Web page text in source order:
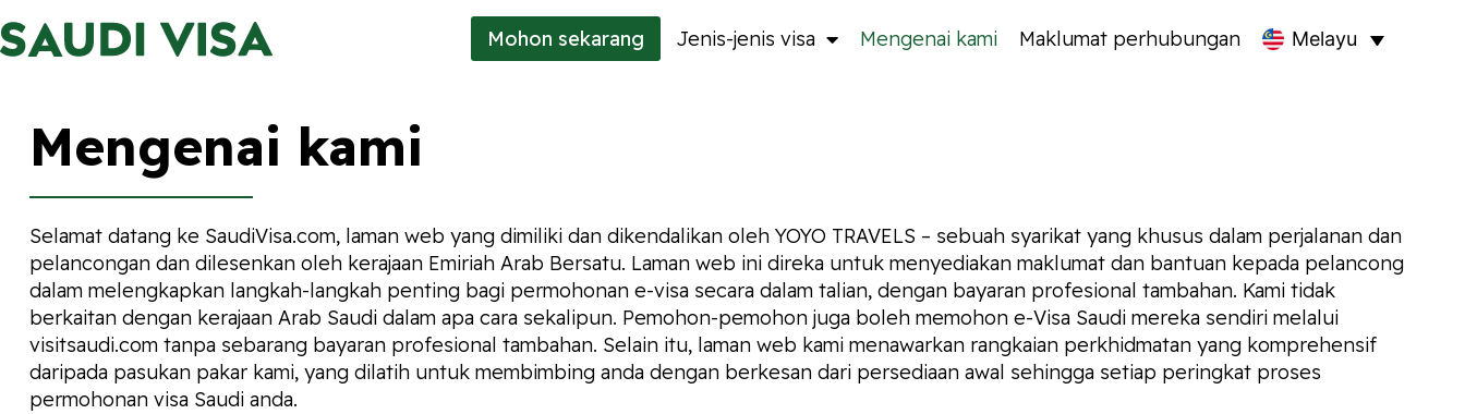
Mohon sekarang Jenis-jenis visa Mengenai kami Maklumat perhubungan Melayu
Mengenai kami
Selamat datang ke SaudiVisa.com, laman web yang dimiliki dan dikendalikan oleh YOYO TRAVELS – sebuah syarikat yang khusus dalam perjalanan dan
pelancongan dan dilesenkan oleh kerajaan Emiriah Arab Bersatu. Laman web ini direka untuk menyediakan maklumat dan bantuan kepada pelancong
dalam melengkapkan langkah-langkah penting bagi permohonan e-visa secara dalam talian, dengan bayaran profesional tambahan. Kami tidak
berkaitan dengan kerajaan Arab Saudi dalam apa cara sekalipun. Pemohon-pemohon juga boleh memohon e-Visa Saudi mereka sendiri melalui
visitsaudi.com tanpa sebarang bayaran profesional tambahan. Selain itu, laman web kami menawarkan rangkaian perkhidmatan yang komprehensif
daripada pasukan pakar kami, yang dilatih untuk membimbing anda dengan berkesan dari persediaan awal sehingga setiap peringkat proses
permohonan visa Saudi anda.